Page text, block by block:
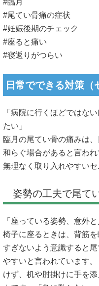
#尾てい骨痛の症状
#妊娠後期のチェック
#座ると痛い
#寝返りがつらい
日常でできる対策（
「病院に行くほどではな
たい」
臨月の尾てい骨の痛みは
和らぐ場合があると言わ
無理なく取り入れやすいセ
姿勢の工夫で尾て
「座っている姿勢、意外
椅子に座るときは、背筋
すぎないよう意識すると
やすいと言われています
けず、机や肘掛けに手を